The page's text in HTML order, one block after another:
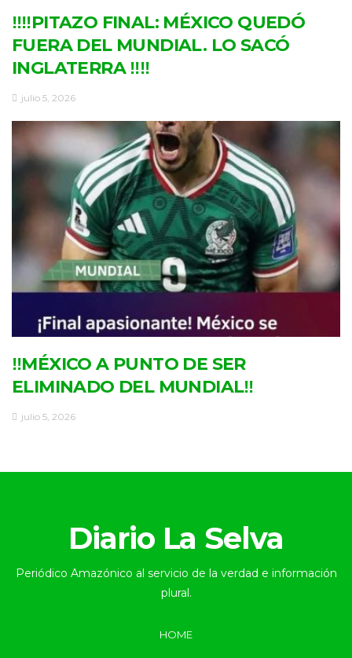
‼‼PITAZO FINAL: MÉXICO QUEDÓ
FUERA DEL MUNDIAL. LO SACÓ
INGLATERRA ‼‼
julio 5, 2026
‼MÉXICO A PUNTO DE SER
ELIMINADO DEL MUNDIAL‼
julio 5, 2026
Diario La Selva
Periódico Amazónico al servicio de la verdad e información
plural.
HOME